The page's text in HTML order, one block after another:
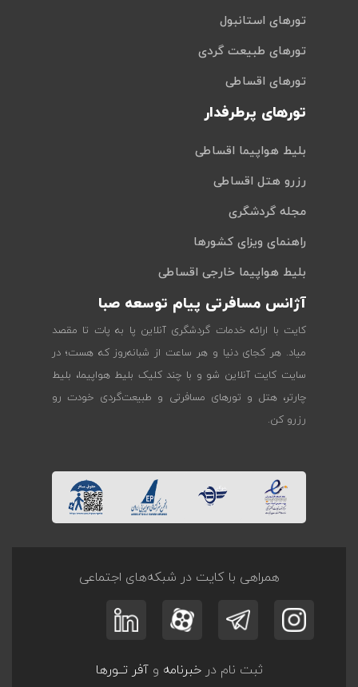
تورهای استانبول
تورهای طبیعت گردی
تورهای اقساطی
تورهای پرطرفدار
بلیط هواپیما اقساطی
رزرو هتل اقساطی
مجله گردشگری
راهنمای ویزای کشورها
بلیط هواپیما خارجی اقساطی
آژانس مسافرتی پیام توسعه صبا
کایت با ارائه خدمات گردشگری آنلاین پا به پات تا مقصد
میاد. هر کجای دنیا و هر ساعت از شبانه‌روز که هست؛ در
سایت کایت آنلاین شو و با چند کلیک بلیط هواپیما، بلیط
چارتر، هتل و تورهای مسافرتی و طبیعت‌گردی خودت رو
رزرو کن.
همراهی با کایت در شبکه‌های اجتماعی
ثبت نام درخبرنامه وآفر تــورها